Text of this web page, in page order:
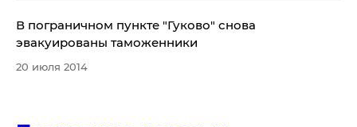
В пограничном пункте "Гуково" снова
эвакуированы таможенники
20 июля 2014